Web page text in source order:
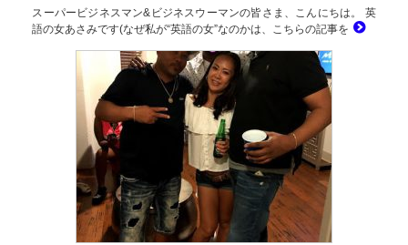
スーパービジネスマン&ビジネスウーマンの皆さま、こんにちは。 英
語の女あさみです(なぜ私が“英語の女”なのかは、こちらの記事を